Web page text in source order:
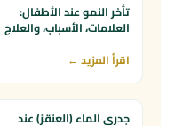
وش أوصلك لنا؟
تأخر النمو عند الأطفال:
العلامات، الأسباب، والعلاج
اقرأ المزيد ←
جدري الماء (العنقز) عند